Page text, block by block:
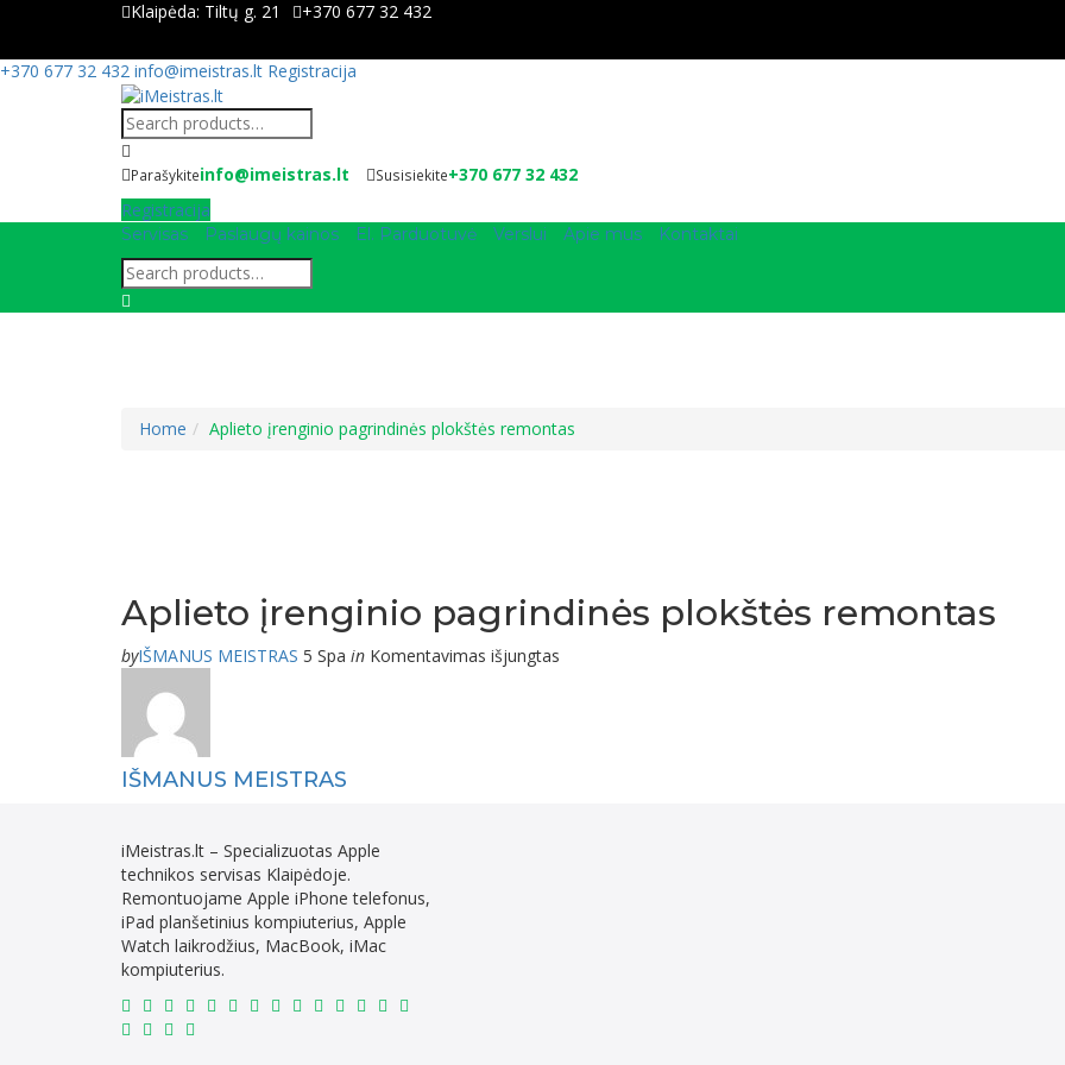
Klaipėda: Tiltų g. 21
+370 677 32 432
+370 677 32 432 info@imeistras.lt Registracija
Parašykiteinfo@imeistras.lt Susisiekite+370 677 32 432
Registracija
Servisas Paslaugų kainos El. Parduotuvė Verslui Apie mus Kontaktai
Home Aplieto įrenginio pagrindinės plokštės remontas
Aplieto įrenginio pagrindinės plokštės remontas
byIŠMANUS MEISTRAS 5 Spa in Komentavimas išjungtas
IŠMANUS MEISTRAS
iMeistras.lt – Specializuotas Apple
technikos servisas Klaipėdoje.
Remontuojame Apple iPhone telefonus,
iPad planšetinius kompiuterius, Apple
Watch laikrodžius, MacBook, iMac
kompiuterius.